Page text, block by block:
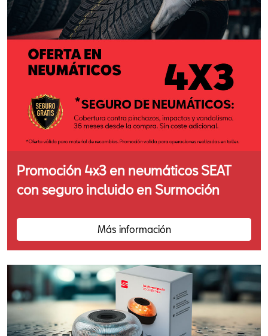
Promoción 4x3 en neumáticos SEAT
con seguro incluido en Surmoción
Más información